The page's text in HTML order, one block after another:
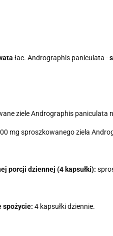
łac. Andrographis paniculata -
ziele Andrographis paniculata
mg sproszkowanego ziela
porcji dziennej (4 kapsułki):
spożycie: 4 kapsułki dziennie.